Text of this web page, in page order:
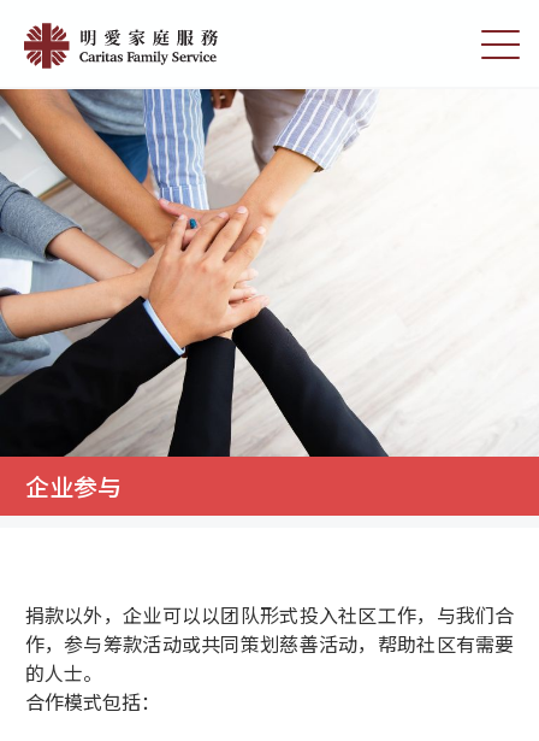
main
content
切
明
家
庭
服
務
企业参与
捐款以外，企业可以以团队形式投入社区工作，与我们合
作，参与筹款活动或共同策划慈善活动，帮助社区有需要
的人士。
合作模式包括：